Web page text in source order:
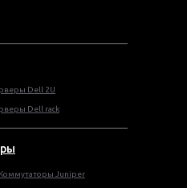
Dell 2U
Dell rack
Коммутаторы Juniper